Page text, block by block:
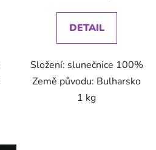
DETAIL
Složení: slunečnice 100%
Země původu: Bulharsko
1 kg